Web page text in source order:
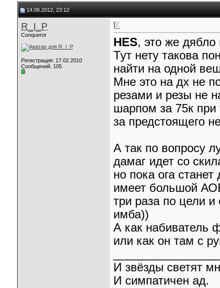
14.06.2012, 23:12
R_I_P
Conqueror
Регистрация: 17.02.2010
Сообщений: 105
HES, это же
Тут нету такова
найти на одной
Мне это на дх не
резами и резы не
шарпом за 75к
за предстоящего
А так по вопросу
дамаг идет со
но пока ога
имеет большой
три раза по цели
имба))
А как набиватель
или как он там с
И звёзды светят
И симпатичен ад.